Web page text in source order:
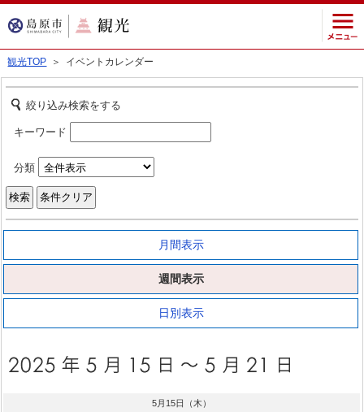
観光TOP ＞ イベントカレンダー
絞り込み検索をする
キーワード
分類
月間表示
週間表示
日別表示
5月15日（木）